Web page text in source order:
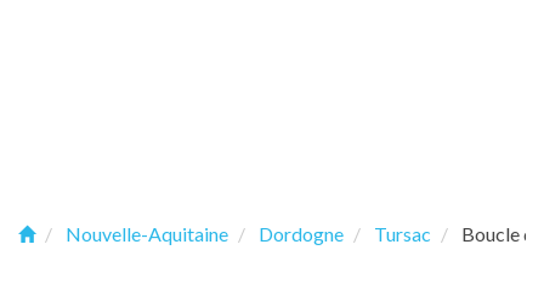
Nouvelle-Aquitaine Dordogne Tursac Boucle